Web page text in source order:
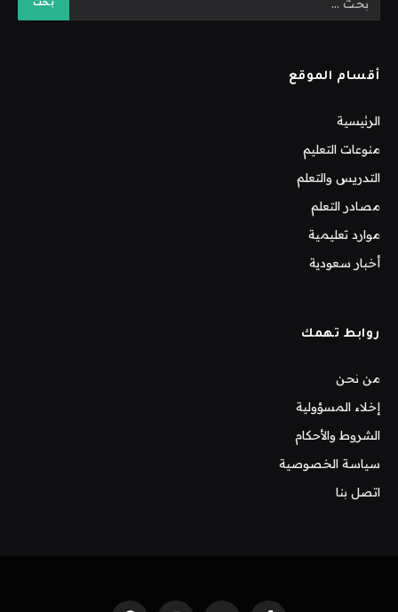
أقسام الموقع
الرئيسية
منوعات التعليم
التدريس والتعلم
مصادر التعلم
موارد تعليمية
أخبار سعودية
روابط تهمك
من نحن
إخلاء المسؤولية
الشروط والأحكام
سياسة الخصوصية
اتصل بنا